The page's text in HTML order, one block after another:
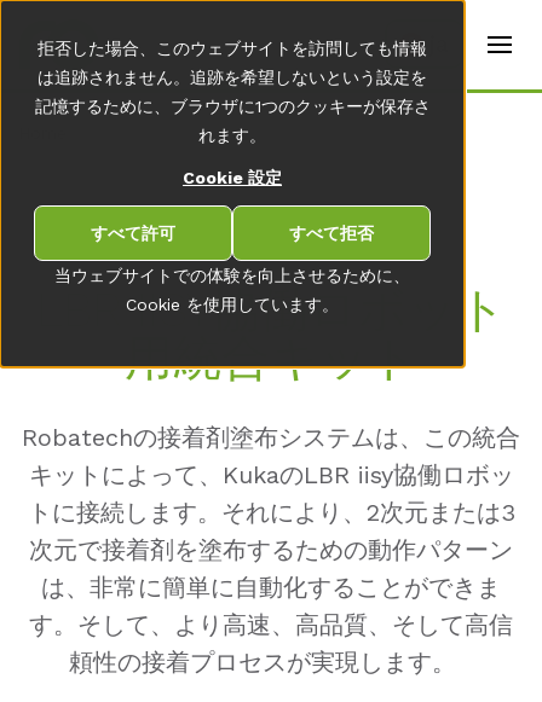
当ウェブサイトでの体験を向上させるために、
Cookie を使用しています。
拒否した場合、このウェブサイトを訪問しても情報
は追跡されません。追跡を希望しないという設定を
記憶するために、ブラウザに1つのクッキーが保存さ
れます。
Cookie 設定
すべて許可 すべて拒否
t
r
s
E
s
h
)
LBR IISY協働ロボット
用統合キット
Robatechの接着剤塗布システムは、この統合
キットによって、KukaのLBR iisy協働ロボッ
トに接続します。それにより、2次元または3
次元で接着剤を塗布するための動作パターン
は、非常に簡単に自動化することができま
す。そして、より高速、高品質、そして高信
頼性の接着プロセスが実現します。